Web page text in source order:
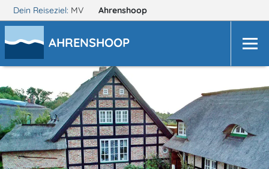
Dein Reiseziel: MV Ahrenshoop
AHRENSHOOP